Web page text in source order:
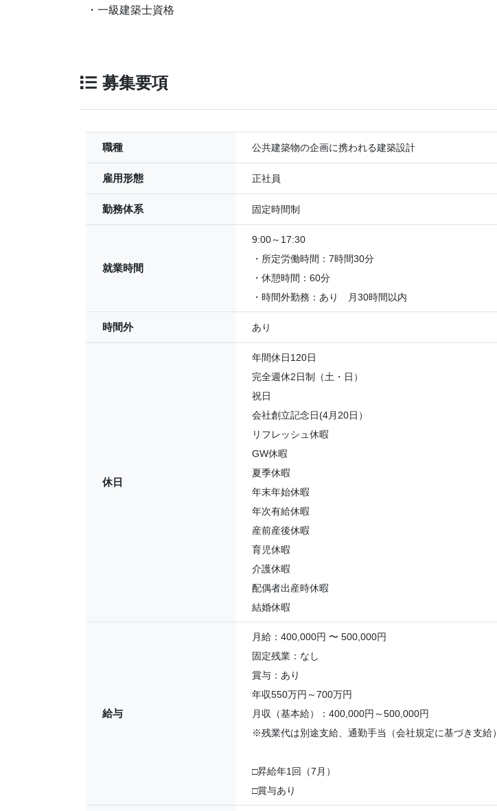
・一級建築士資格
募集要項
職種 公共建築物の企画に携われる建築設計
雇用形態 正社員
勤務体系 固定時間制
就業時間
9:00～17:30
・所定労働時間：7時間30分
・休憩時間：60分
・時間外勤務：あり 月30時間以内
時間外 あり
休日
年間休日120日
完全週休2日制（土・日）
祝日
会社創立記念日(4月20日）
リフレッシュ休暇
GW休暇
夏季休暇
年末年始休暇
年次有給休暇
産前産後休暇
育児休暇
介護休暇
配偶者出産時休暇
結婚休暇
給与
月給：400,000円 〜 500,000円
固定残業：なし
賞与：あり
年収550万円～700万円
月収（基本給）：400,000円～500,000円
※残業代は別途支給、通勤手当（会社規定に基づき支給）
□昇給年1回（7月）
□賞与あり